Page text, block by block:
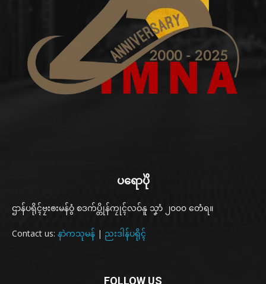
ပရောပိုဲ
ဌာန်ပရိုၚ်ဗၠးၜးမန်ဝွံ စဒက်ပ္တိုန်ကၠုၚ်လဝ်နူ သၞာံ ၂၀၀၀ တေံရ။
Contact us: နာဲကသုမန် | ညးဒါန်ပရိုၚ်
FOLLOW US